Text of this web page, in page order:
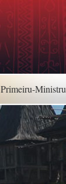
Primeiru-Ministru